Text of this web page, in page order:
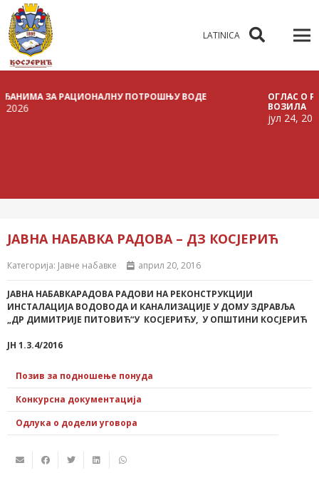
LATINICA
ЗА РАЦИОНАЛНУ ПОТРОШЊУ ВОДЕ
ОГЛАС О
ВОЗИЛА
јул 24, 2026
ЈАВНА НАБАВКА РАДОВА – ДЗ КОСЈЕРИЋ
Категорија: Јавне набавке април 20, 2016
ЈАВНА НАБАВКАРАДОВА РАДОВИ НА РЕКОНСТРУКЦИЈИ
ИНСТАЛАЦИЈА ВОДОВОДА И КАНАЛИЗАЦИЈЕ У ДОМУ ЗДРАВЉА
„ДР ДИМИТРИЈЕ ПИТОВИЋ“У КОСЈЕРИЋУ, У ОПШТИНИ КОСЈЕРИЋ
ЈН 1.3.4/2016
Позив за подношење понуда
Конкурсна документација
Одлука о додели уговора